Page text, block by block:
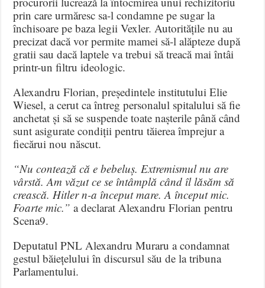
prin care urmăresc sa-l condamne pe sugar la
închisoare pe baza legii Vexler. Autoritățile nu au
precizat dacă vor permite mamei să-l alăpteze după
gratii sau dacă laptele va trebui să treacă mai întâi
printr-un filtru ideologic.
Alexandru Florian, președintele institutului Elie
Wiesel, a cerut ca întreg personalul spitalului să fie
anchetat și să se suspende toate nașterile până când
sunt asigurate condiții pentru tăierea împrejur a
fiecărui nou născut.
“Nu contează că e bebeluș. Extremismul nu are
vârstă. Am văzut ce se întâmplă când îl lăsăm să
crească. Hitler n-a început mare. A început mic.
Foarte mic.” a declarat Alexandru Florian pentru
Scena9.
Deputatul PNL Alexandru Muraru a condamnat
gestul băiețelului în discursul său de la tribuna
Parlamentului.